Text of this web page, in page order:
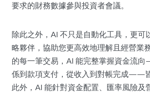
要求的財務數據參與投資者會議。
除此之外，AI 不只是自動化工具，更可
略夥伴，協助您更高效地理解且經營業
的每一筆交易，AI 能完整掌握資金流
係到款項支付，從收入到對帳完成——皆
此外，AI 能針對資金配置、匯率風險及